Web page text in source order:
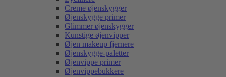
Creme øjenskygger
Øjenskygge primer
Glimmer øjenskygger
Kunstige øjenvipper
Øjen makeup fjernere
Øjenskygge-paletter
Øjenvippe primer
Øjenvippebukkere